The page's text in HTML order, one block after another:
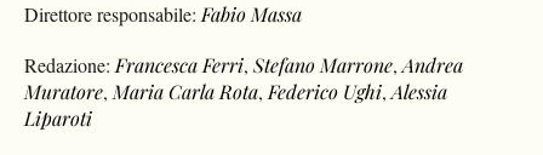
Direttore responsabile:Fabio Massa
Redazione:Francesca Ferri,Stefano Marrone,Andrea
Muratore,Maria Carla Rota,Federico Ughi,Alessia
Liparoti